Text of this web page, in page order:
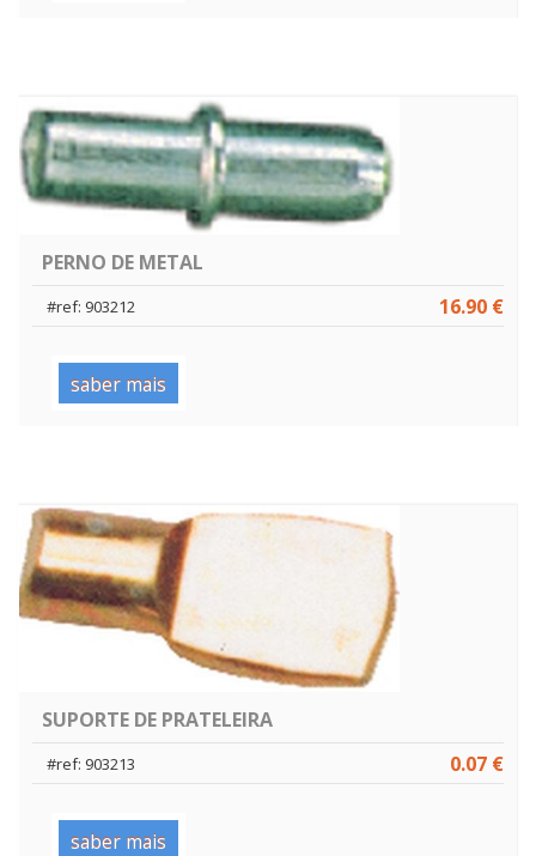
PERNO DE METAL
16.90 €
#ref: 903212
saber mais
SUPORTE DE PRATELEIRA
0.07 €
#ref: 903213
saber mais